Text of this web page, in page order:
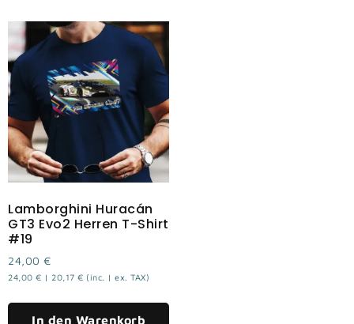
Lamborghini Huracán
GT3 Evo2 Herren T-Shirt
#19
24,00 €
24,00 € | 20,17 € (inc. | ex. TAX)
In den Warenkorb